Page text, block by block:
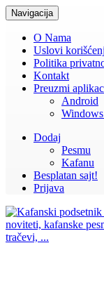
Navigacija
O Nama
Uslovi
Politika
Kontakt
Preuzmi
Android
Dodaj
Pesmu
Kafanu
Besplatan sajt!
Prijava